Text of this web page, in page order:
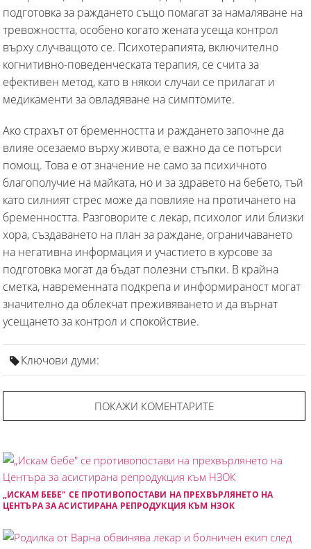
подготовка за раждането също помагат за намаляване на
тревожността, особено когато жената усеща контрол
върху случващото се. Психотерапията, включително
когнитивно-поведенческата терапия, се счита за
ефективен метод, като в някои случаи се прилагат и
медикаменти за овладяване на симптомите.
Ако страхът от бременността и раждането започне да
влияе осезаемо върху живота, е важно да се потърси
помощ. Това е от значение не само за психичното
благополучие на майката, но и за здравето на бебето, тъй
като силният стрес може да повлияе на протичането на
бременността. Разговорите с лекар, психолог или близки
хора, създаването на план за раждане, ограничаването
на негативна информация и участието в курсове за
подготовка могат да бъдат полезни стъпки. В крайна
сметка, навременната подкрепа и информираност могат
значително да облекчат преживяването и да върнат
усещането за контрол и спокойствие.
Ключови думи:
ПОКАЖИ КОМЕНТАРИТЕ
„ИСКАМ БЕБЕ" СЕ ПРОТИВОПОСТАВИ НА ПРЕХВЪРЛЯНЕТО НА
ЦЕНТЪРА ЗА АСИСТИРАНА РЕПРОДУКЦИЯ КЪМ НЗОК